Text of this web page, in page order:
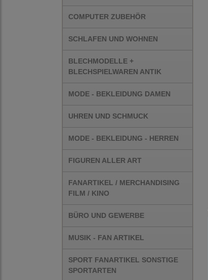
COMPUTER ZUBEHÖR
SCHLAFEN UND WOHNEN
BLECHMODELLE +
BLECHSPIELWAREN ANTIK
MODE - BEKLEIDUNG DAMEN
UHREN UND SCHMUCK
MODE - BEKLEIDUNG - HERREN
FIGUREN ALLER ART
FANARTIKEL / MERCHANDISING
FILM / KINO
BÜRO UND GEWERBE
MUSIK - FAN ARTIKEL
SPORT FANARTIKEL SONSTIGE
SPORTARTEN